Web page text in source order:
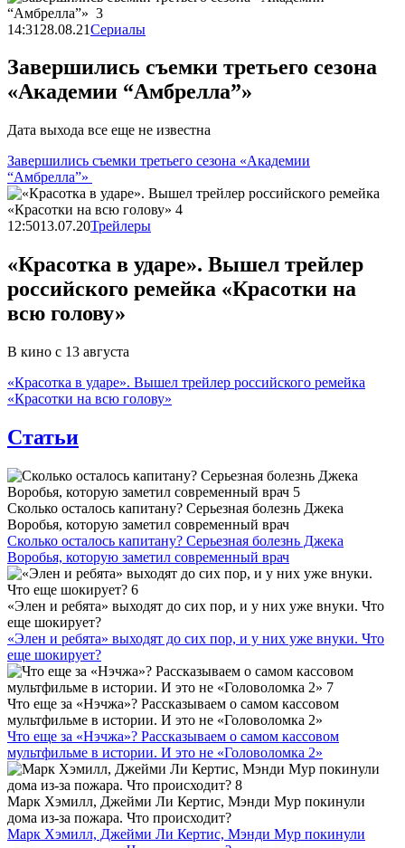
14:31 28.08.21Сериалы
Завершились съемки третьего сезона
«Академии “Амбрелла”»
Дата выхода все еще не известна
Завершились съемки третьего сезона «Академии
“Амбрелла”»
12:5013.07.20Трейлеры
«Красотка в ударе». Вышел трейлер
российского ремейка «Красотки на
всю голову»
В кино с 13 августа
«Красотка в ударе». Вышел трейлер российского ремейка
«Красотки на всю голову»
Статьи
Сколько осталось капитану? Серьезная болезнь Джека
Воробья, которую заметил современный врач
Сколько осталось капитану? Серьезная болезнь Джека
Воробья, которую заметил современный врач
«Элен и ребята» выходят до сих пор, и у них уже внуки. Что
еще шокирует?
«Элен и ребята» выходят до сих пор, и у них уже внуки. Что
еще шокирует?
Что еще за «Нэчжа»? Рассказываем о самом кассовом
мультфильме в истории. И это не «Головоломка 2»
Что еще за «Нэчжа»? Рассказываем о самом кассовом
мультфильме в истории. И это не «Головоломка 2»
Марк Хэмилл, Джейми Ли Кертис, Мэнди Мур покинули
дома из-за пожара. Что происходит?
Марк Хэмилл, Джейми Ли Кертис, Мэнди Мур покинули